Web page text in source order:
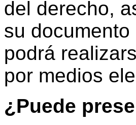
del derecho,
su
podrá
por medios
¿Puede